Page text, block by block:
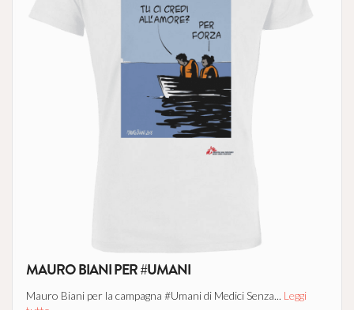
MAURO BIANI PER #UMANI
Mauro Biani per la campagna #Umani di Medici Senza... Leggi